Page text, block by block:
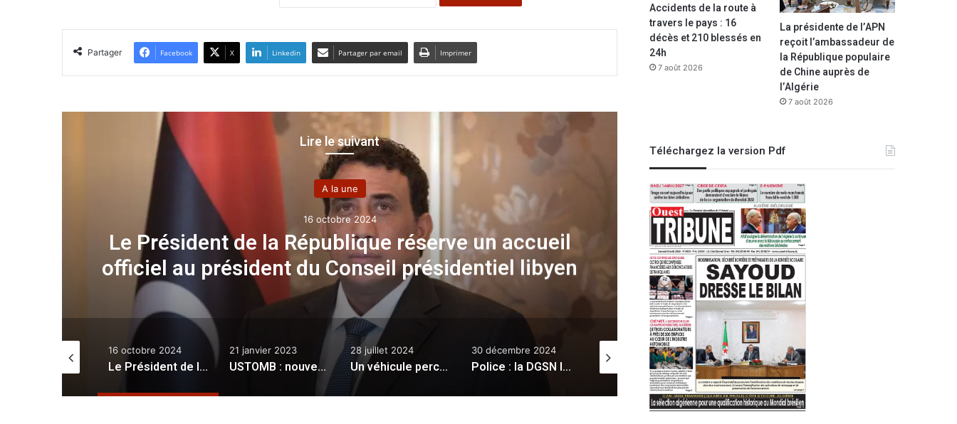
Partager Facebook X Linkedin Partager par email Imprimer
Lire le suivant
A la une
16 octobre 2024
Le Président de la République réserve un accueil
officiel au président du Conseil présidentiel libyen
USTOMB : nouveaux services
les étudiants aux
Université Oran 2 : colloque scientifique national consacré à l’investissement des biens Wakfs
16 octobre 2024
Le Président de la République réserve un accueil officiel au président du Conseil présidentiel libyen
21 janvier 2023
USTOMB : nouveaux services d’accessibilité pour les étudiants aux besoins spécifiques
28 juillet 2024
Un véhicule percute trois personnes : un mort et deux blessés à Oued Tlelat
30 décembre 2024
Police : la DGSN lance un concours de recrutement d’agents de police
10 juillet 2021
Khenchela :
Kamel Beldjoud annonce l’acquisition prochaine d’avions anti-incendies
8 avril 2024
Aïd El-Fitr : la nuit du doute pour l’observation du croissant de Chaoual fixée à ce lundi
Accidents de la route à
travers le pays : 16
décès et 210 blessés en
24h
7 août 2026
La présidente de l’APN
reçoit l’ambassadeur de
la République populaire
de Chine auprès de
l’Algérie
7 août 2026
Téléchargez la version Pdf